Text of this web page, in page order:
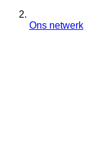
Ons netwerk